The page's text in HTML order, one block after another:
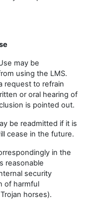
may be
using the LMS.
request to refrain
or oral hearing of
is pointed out.
be readmitted if it is
cease in the future.
in the
reasonable
security
of harmful
horses).